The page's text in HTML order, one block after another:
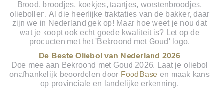
Brood, broodjes, koekjes, taartjes, worstenbroodjes,
oliebollen. Al die heerlijke traktaties van de bakker, daar
zijn we in Nederland gek op! Maar hoe weet je nou dat
wat je koopt ook echt goede kwaliteit is? Let op de
producten met het 'Bekroond met Goud' logo.
De Beste Oliebol van Nederland 2026
Doe mee aan Bekroond met Goud 2026. Laat je oliebol
onafhankelijk beoordelen door FoodBase en maak kans
op provinciale en landelijke erkenning.